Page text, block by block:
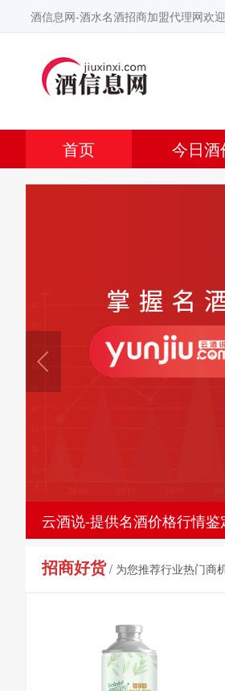
酒信息网-酒水名酒招商加盟代理网欢迎
首页 今日酒
云酒说-提供名酒价格行情鉴
招商好货/ 为您推荐行业热门商